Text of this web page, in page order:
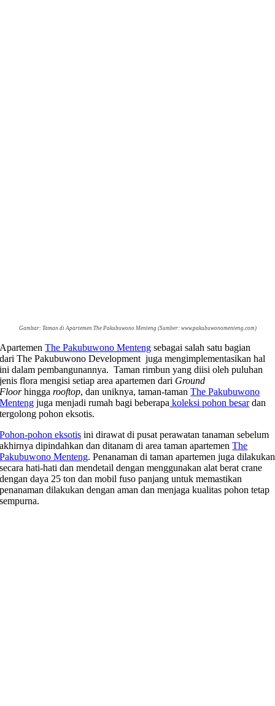
Gambar: Taman di Apartemen The Pakubuwono Menteng (Sumber: www.pakubuwonomenteng.com)
ApartemenThe Pakubuwono Menteng sebagai salah satu bagian
dari The Pakubuwono Development juga mengimplementasikan hal
ini dalam pembangunannya. Taman rimbun yang diisi oleh puluhan
jenis flora mengisi setiap area apartemen dari Ground
Floorhinggarooftop, dan uniknya, taman-tamanThe Pakubuwono
Menteng juga menjadi rumah bagi beberapa koleksi pohon besardan
tergolong pohon eksotis.
Pohon-pohon eksotis ini dirawat di pusat perawatan tanaman sebelum
akhirnya dipindahkan dan ditanam di area taman apartemenThe
Pakubuwono Menteng. Penanaman di taman apartemen juga dilakukan
secara hati-hati dan mendetail dengan menggunakan alat berat crane
dengan daya 25 ton dan mobil fuso panjang untuk memastikan
penanaman dilakukan dengan aman dan menjaga kualitas pohon tetap
sempurna.